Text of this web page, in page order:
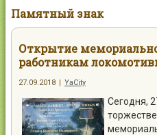
Контакты
Памятный знак
Открытие
работникам
27.09.2018 | YaCity
Сегодня,